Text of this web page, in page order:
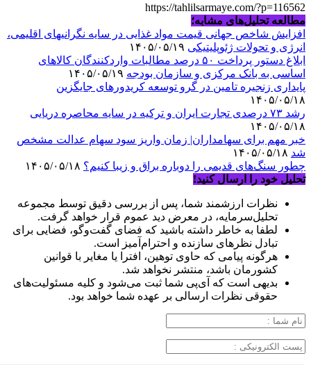
https://tahlilsarmaye.com/?p=116562
مطالعه تحلیل‌های مشابه؛
افزایش شاخص جهانی قیمت مواد غذایی در سایه نگرانیهای اقلیمی،
انرژی و تحولات ژئوپلیتیکی
ابلاغ دستور پرداخت ۵۰ درصد مطالبات واردکنندگان کالاهای
اساسی به بانک مرکزی و سازمان بودجه
پایداری زنجیره تامین در گرو توسعه کریدورهای جایگزین
۱۴۰۵/۰۵/۱۸
رشد ۷۳ درصدی تجارت ایران و ترکیه در سایه محاصره دریایی
۱۴۰۵/۰۵/۱۸
خبر مهم برای سهامداران| زمان واریز سود سهام عدالت مشخص
شد
چطور سنگ‌های قدیمی را دوباره براق و زیبا کنیم؟
تحلیل خود را ارسال کنید!
نظرات ارزشمند شما، پس از بررسی دقیق توسط مجموعه
تحلیل‌سرمایه، در معرض دید عموم قرار خواهد گرفت.
لطفا به خاطر داشته باشید که فضای گفت‌وگو، فضایی برای
تبادل نظرهای سازنده و احترام‌آمیز است.
هرگونه پیامی که حاوی توهین، افترا یا مغایر با قوانین
کشورمان باشد، منتشر نخواهد شد.
بدیهی است که آی‌پی شما ثبت می‌شود و کلیه مسئولیت‌های
حقوقی نظرات ارسالی بر عهده شما خواهد بود.